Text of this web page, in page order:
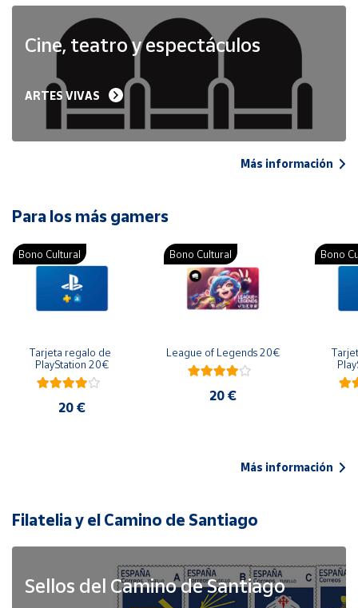
Cine, teatro y espectáculos
ARTES VIVAS
Más información
Para los más gamers
Bono Cultural
Tarjeta regalo de
PlayStation 20€
20 €
Bono Cultural
League of Legends 20€
20 €
Bono
Más información
Filatelia y el Camino de Santiago
Sellos del Camino de Santiago